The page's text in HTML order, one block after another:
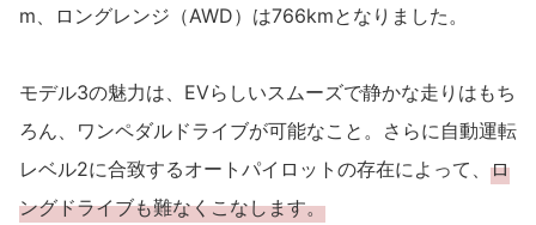
m、ロングレンジ（AWD）は766kmとなりました。
モデル3の魅力は、EVらしいスムーズで静かな走りはもち
ろん、ワンペダルドライブが可能なこと。さらに自動運転
レベル2に合致するオートパイロットの存在によって、 ロ
ングドライブも難なくこなします。